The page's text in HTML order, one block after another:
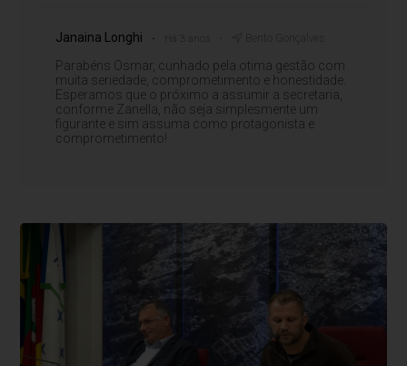
Janaina Longhi Há 3 anos
Parabéns Osmar, cunhado pela.otima gestão com
muita seriedade, comprometimento e honestidade.
Esperamos que o próximo a assumir a secretaria,
conforme Zanella, não seja simplesmente um
figurante e sim assuma como protagonista e
comprometimento!